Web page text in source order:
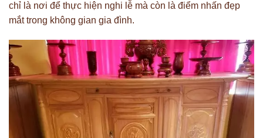
chỉ là nơi để thực hiện nghi lễ mà còn là điểm nhấn đẹp
mắt trong không gian gia đình.